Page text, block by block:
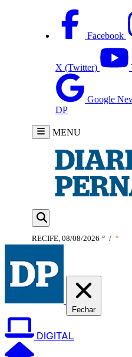
Facebook
X (Twitter)
Google
DP
MENU
RECIFE, 08/08/2026 ° / °
Fechar
DIGITAL